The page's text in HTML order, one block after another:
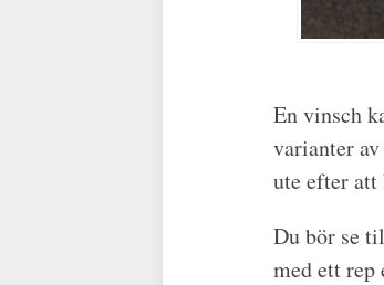
En vinsch
varianter
ute efter att
Du bör se
med ett rep